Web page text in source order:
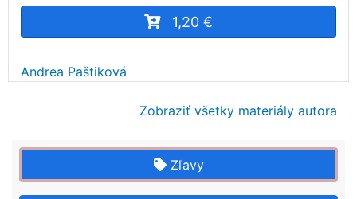
1,20 €
Andrea Paštiková
Zobraziť všetky materiály autora
Zľavy